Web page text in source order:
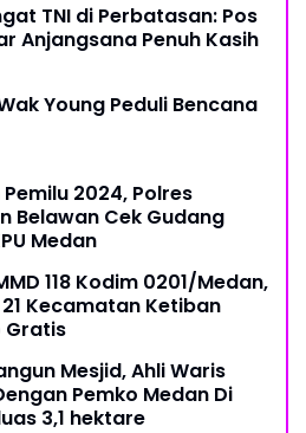
TNI di Perbatasan: Pos
Anjangsana Penuh Kasih
Young Peduli Bencana
2024, Polres
Belawan Cek Gudang
Medan
118 Kodim 0201/Medan,
Kecamatan Ketiban
Gratis
Mesjid, Ahli Waris
Pemko Medan Di
3,1 hektare